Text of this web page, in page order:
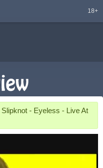
18+
Slipknot - Eyeless - Live At